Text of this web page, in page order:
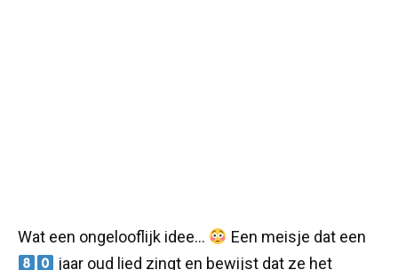
Wat een ongelooflijk idee…
Een meisje dat een
jaar oud lied zingt en bewijst dat ze het